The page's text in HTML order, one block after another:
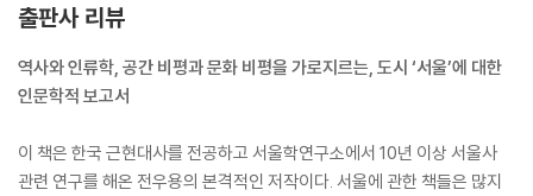
정도전은 새 도시에서 ‘괴력난신’怪力亂神이 거처할 곳을 아예 없애버리
려 했다. 정도전은 종묘와 사직, 궁궐과 관아, 저자와 민가, 학교와 사당만
중요하지 않았다. 그는 새 도시를 공적 건물과 공적 기관만으로 채우고자
했고, 왕에게조차도 예외를 인정하지 않으려 했다. ---p.33
출판사 리뷰
역사와 인류학, 공간 비평과 문화 비평을 가로지르는, 도시 ‘서울’에 대한
인문학적 보고서
이 책은 한국 근현대사를 전공하고 서울학연구소에서 10년 이상 서울사
관련 연구를 해온 전우용의 본격적인 저작이다. 서울에 관한 책들은 많지